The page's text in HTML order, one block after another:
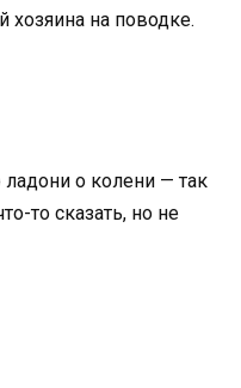
хозяина на поводке.
о колени — так
то сказать, но не